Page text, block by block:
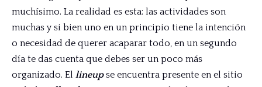
muchísimo. La realidad es esta: las actividades son
muchas y si bien uno en un principio tiene la intención
o necesidad de querer acaparar todo, en un segundo
día te das cuenta que debes ser un poco más
organizado. El lineup se encuentra presente en el sitio